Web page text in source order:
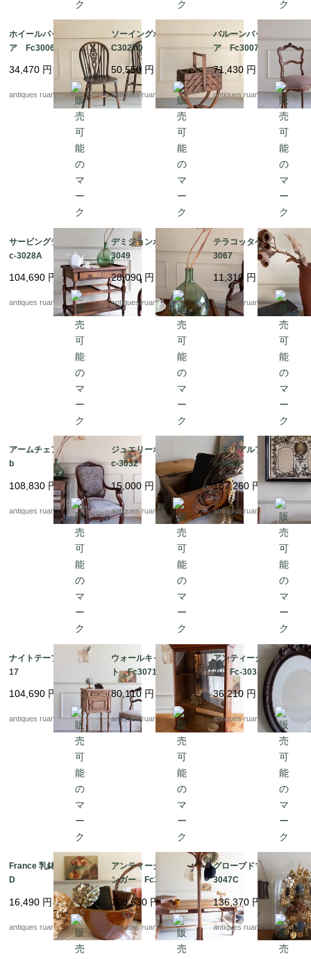
ホイールバックチェ
ア Fc3006B
34,470 円
antiques ruan
ソーイングボックス F
C3027D
50,550 円
antiques ruan
バルーンバックチェ
ア Fc3007A
71,430 円
antiques ruan
サービングテーブル F
c-3028A
104,690 円
antiques ruan
デミジョンボトル Fc-
3049
28,090 円
antiques ruan
テラコッタベース Fc-
3067
11,310 円
antiques ruan
アームチェア Fc1005
b
108,830 円
antiques ruan
ジュエリーボックス F
c-3032
15,000 円
antiques ruan
メモリアルフレーム F
c-3061
187,260 円
antiques ruan
ナイトテーブル Fc30
17
104,690 円
antiques ruan
ウォールキャビネッ
ト Fc3071
80,110 円
antiques ruan
アンティークフレー
ム Fc-3031a
36,210 円
antiques ruan
France 乳鉢 Fc-3042
D
16,490 円
antiques ruan
アンティークコートハ
ンガー Fc3030A
108,630 円
antiques ruan
グローブドマリエ Fc-
3047C
136,370 円
antiques ruan